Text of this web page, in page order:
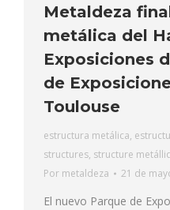
Metaldeza
metálica del
Exposiciones
de
Toulouse
estructura metálica,
structures, structure
Por metaldeza 21 de
El nuevo Parque de